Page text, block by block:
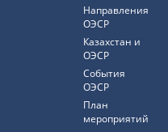
Направления
ОЭСР
Казахстан и
ОЭСР
События
ОЭСР
План
мероприятий